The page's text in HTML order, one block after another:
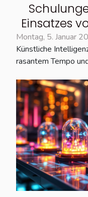
Einsatzes
Montag, 5. Januar
Künstliche
rasantem Tempo